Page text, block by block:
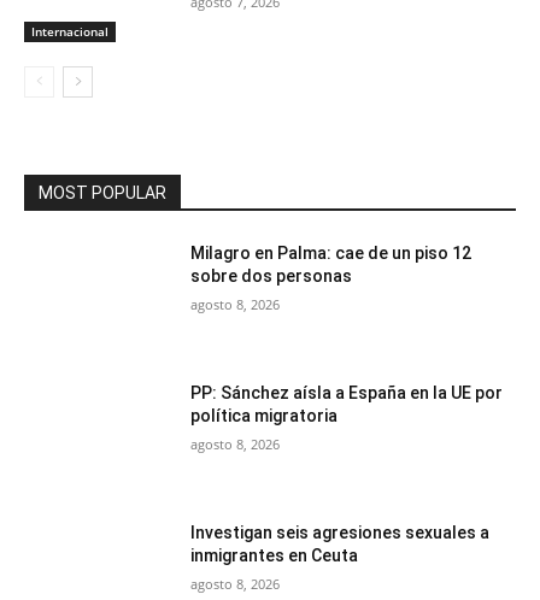
Internacional
MOST POPULAR
Milagro en Palma: cae de un piso 12
sobre dos personas
agosto 8, 2026
PP: Sánchez aísla a España en la UE por
política migratoria
agosto 8, 2026
Investigan seis agresiones sexuales a
inmigrantes en Ceuta
agosto 8, 2026